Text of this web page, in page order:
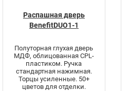
Распашная дверь
BenefitDUO1-1
Полуторная глухая дверь
МДФ, облицованная CPL-
пластиком. Ручка
стандартная нажимная.
Торцы усиленные. 50+
цветов для отделки.